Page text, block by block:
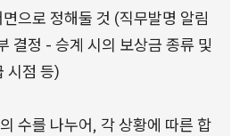
으로 정해둘 것 (직무발명 알림
결정 - 승계 시의 보상금 종류 및
시점 등)
수를 나누어, 각 상황에 따른 합